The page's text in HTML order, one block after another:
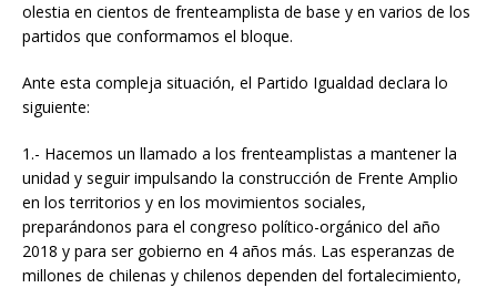
olestia en cientos de frenteamplista de base y en varios de los
partidos que conformamos el bloque.
Ante esta compleja situación, el Partido Igualdad declara lo
siguiente:
1.- Hacemos un llamado a los frenteamplistas a mantener la
unidad y seguir impulsando la construcción de Frente Amplio
en los territorios y en los movimientos sociales,
preparándonos para el congreso político-orgánico del año
2018 y para ser gobierno en 4 años más. Las esperanzas de
millones de chilenas y chilenos dependen del fortalecimiento,